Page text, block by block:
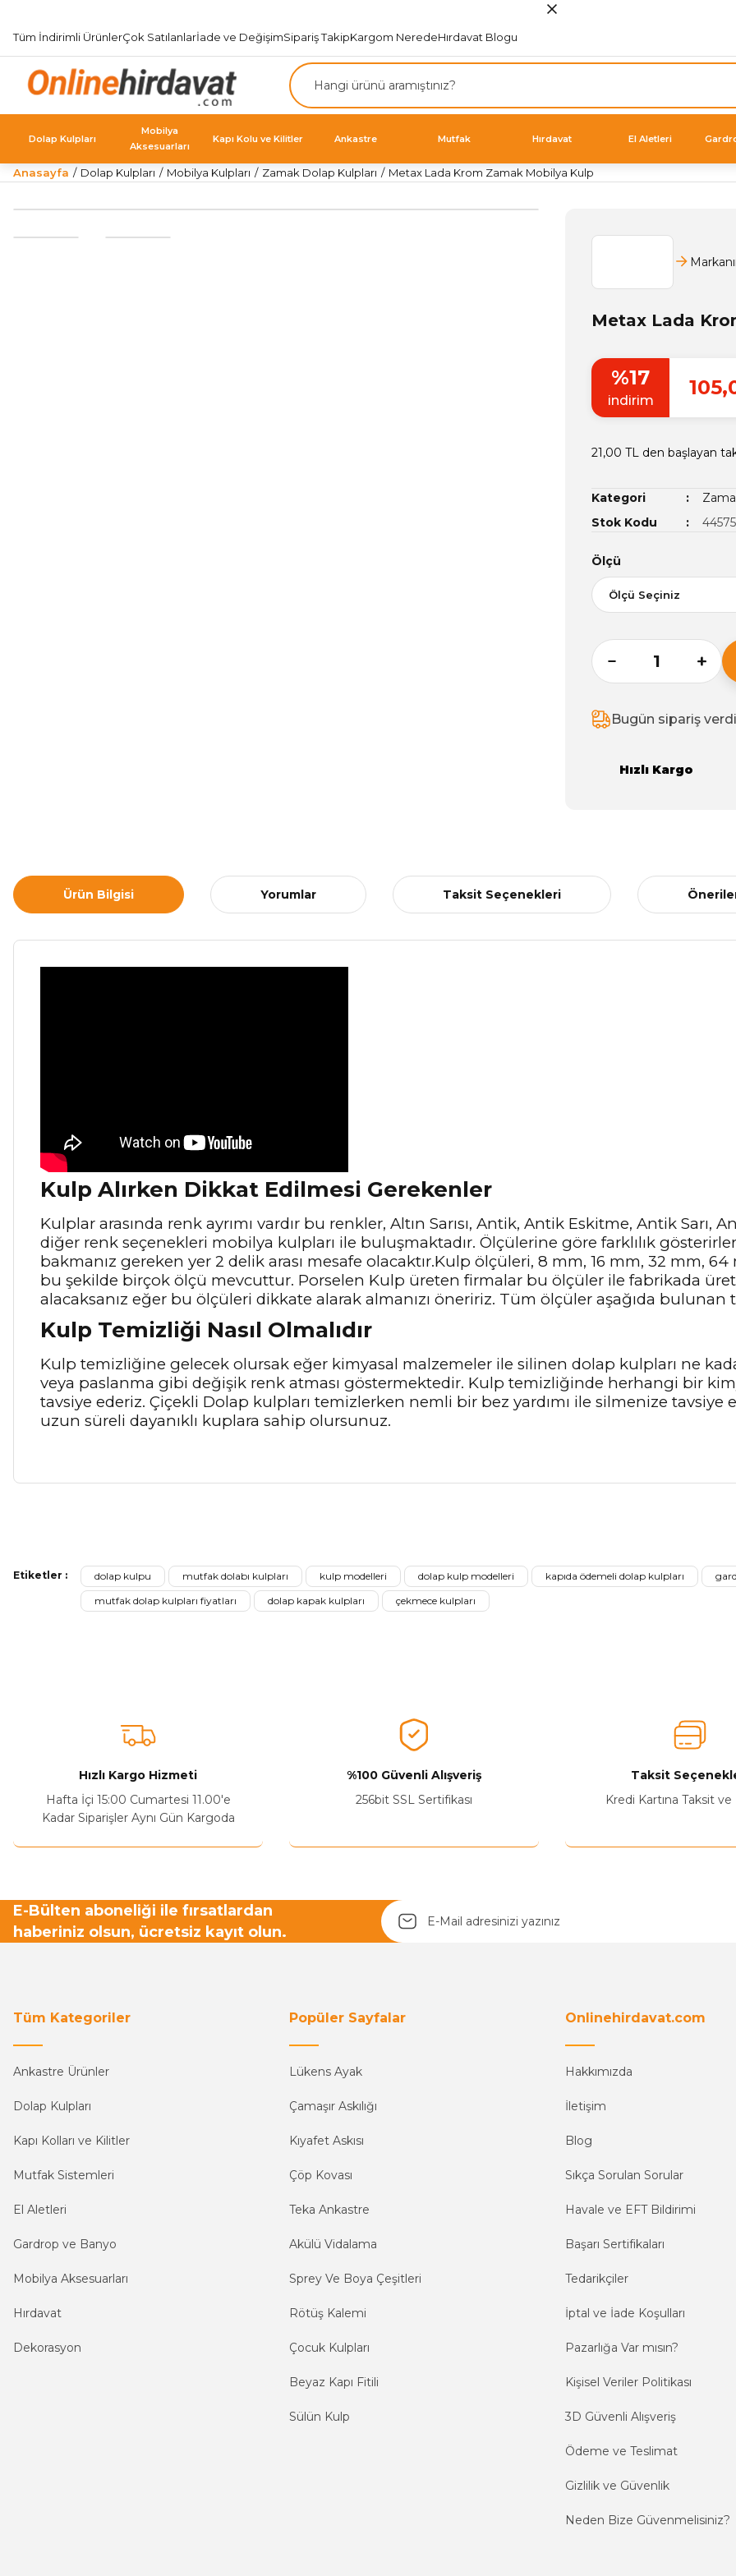
Tüm İndirimli ÜrünlerÇok Satılanlarİade ve DeğişimSipariş TakipKargom NeredeHırdavat Blogu
Dolap Kulpları
Mobilya
Aksesuarları
Kapı Kolu ve Kilitler Ankastre Mutfak Hırdavat El Aletleri
Anasayfa Dolap Kulpları Mobilya Kulpları Zamak Dolap Kulpları Metax Lada Krom Zamak Mobilya Kulp
Metax Lada
%17
indirim
21,00 TL den başlayan
Kategori
Stok Kodu
Ölçü
Bugün sipariş
Hızlı Kargo
Ürün Bilgisi Yorumlar Taksit Seçenekleri
Kulp Alırken Dikkat Edilmesi Gerekenler
Kulplar arasında renk ayrımı vardır bu renkler, Altın Sarısı, Antik, Antik Eskitme, Antik Sarı,
diğer renk seçenekleri mobilya kulpları ile buluşmaktadır. Ölçülerine göre farklılık
bakmanız gereken yer 2 delik arası mesafe olacaktır.Kulp ölçüleri, 8 mm, 16 mm, 32 mm,
bu şekilde birçok ölçü mevcuttur. Porselen Kulp üreten firmalar bu ölçüler ile fabrikada
alacaksanız eğer bu ölçüleri dikkate alarak almanızı öneririz. Tüm ölçüler aşağıda bulunan
Kulp Temizliği Nasıl Olmalıdır
Kulp temizliğine gelecek olursak eğer kimyasal malzemeler ile silinen dolap kulpları ne
veya paslanma gibi değişik renk atması göstermektedir. Kulp temizliğinde herhangi bir
tavsiye ederiz. Çiçekli Dolap kulpları temizlerken nemli bir bez yardımı ile silmenize tavsiye
uzun süreli dayanıklı kuplara sahip olursunuz.
Ürün resmi kalitesiz, bozuk veya görüntülenemiyor.
Ürün açıklamasında eksik bilgiler bulunuyor.
Etiketler : dolap kulpu mutfak dolabı kulpları kulp modelleri dolap kulp modelleri kapıda ödemeli dolap kulpları
mutfak dolap kulpları fiyatları
dolap kapak kulpları çekmece kulpları
Hızlı Kargo Hizmeti
Hafta İçi 15:00 Cumartesi 11.00'e
Kadar Siparişler Aynı Gün Kargoda
%100 Güvenli Alışveriş
256bit SSL Sertifikası
Taksit
Kredi Kartına Taksit ve
E-Bülten aboneliği ile fırsatlardan
haberiniz olsun, ücretsiz kayıt olun.
Tüm Kategoriler
Ankastre Ürünler
Dolap Kulpları
Kapı Kolları ve Kilitler
Mutfak Sistemleri
El Aletleri
Gardrop ve Banyo
Mobilya Aksesuarları
Hırdavat
Dekorasyon
Popüler Sayfalar
Lükens Ayak
Çamaşır Askılığı
Kıyafet Askısı
Çöp Kovası
Teka Ankastre
Akülü Vidalama
Sprey Ve Boya Çeşitleri
Rötüş Kalemi
Çocuk Kulpları
Beyaz Kapı Fitili
Sülün Kulp
Onlinehirdavat.com
Hakkımızda
İletişim
Blog
Sıkça Sorulan Sorular
Havale ve EFT Bildirimi
Başarı Sertifikaları
Tedarikçiler
İptal ve İade Koşulları
Pazarlığa Var mısın?
Kişisel Veriler Politikası
3D Güvenli Alışveriş
Ödeme ve Teslimat
Gizlilik ve Güvenlik
Neden Bize Güvenmelisiniz?